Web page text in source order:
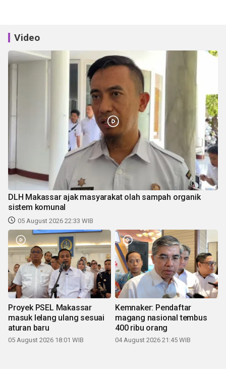
Video
DLH Makassar ajak masyarakat olah sampah organik
sistem komunal
05 August 2026 22:33 WIB
Proyek PSEL Makassar
masuk lelang ulang sesuai
aturan baru
05 August 2026 18:01 WIB
Kemnaker: Pendaftar
magang nasional tembus
400 ribu orang
04 August 2026 21:45 WIB